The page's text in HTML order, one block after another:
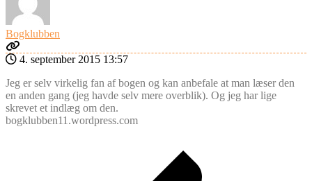
Bogklubben
4. september 2015 13:57
Jeg er selv virkelig fan af bogen og kan anbefale at man læser den
en anden gang (jeg havde selv mere overblik). Og jeg har lige
skrevet et indlæg om den.
bogklubben11.wordpress.com